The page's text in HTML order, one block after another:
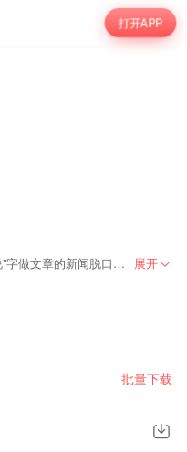
打开APP
《非播不可》是FM105 长沙新闻广播倾力打造的精品新闻评论节目，也是一档区别于其他资讯播报的新闻节目，节目定位是用播段子的方式说新闻； 犀利视角，独家点评 简单粗暴直入主题 围绕“说”字做文章的新闻脱口秀。波哥用亦庄亦谐的语言风格为观众“秀”出最正点的新闻并进行评论，既有亲和力又不乏幽默、睿智从不同的视角解读新闻，带给观众理性和感性两种不同的思维方式。节目中相应放大新闻当中的娱乐元素，让观众能在早高峰时光里第一时间享受到最生动、最活泼、最解渴的新闻观点。。 展开
批量下载